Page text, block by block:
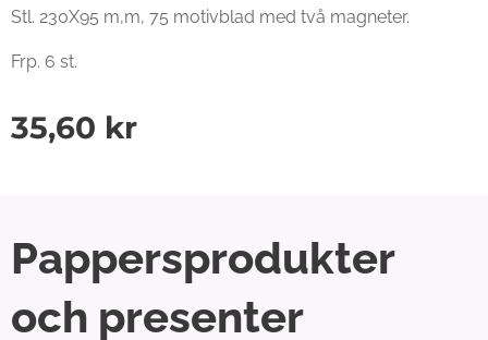
Stl. 230X95 m,m, 75 motivblad med två magneter.
Frp. 6 st.
35,60 kr
Pappersprodukter
och presenter